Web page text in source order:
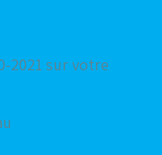
2021 sur votre